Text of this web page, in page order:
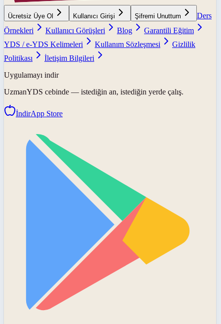
Ücretsiz Üye Ol Kullanıcı Girişi Şifremi Unuttum
Ders
Örnekleri
Kullanıcı Görüşleri Blog
Garantili Eğitim
YDS / e-YDS Kelimeleri
Kullanım Sözleşmesi
Gizlilik
Politikası
İletişim Bilgileri
Uygulamayı indir
UzmanYDS cebinde — istediğin an, istediğin yerde çalış.
İndirApp Store